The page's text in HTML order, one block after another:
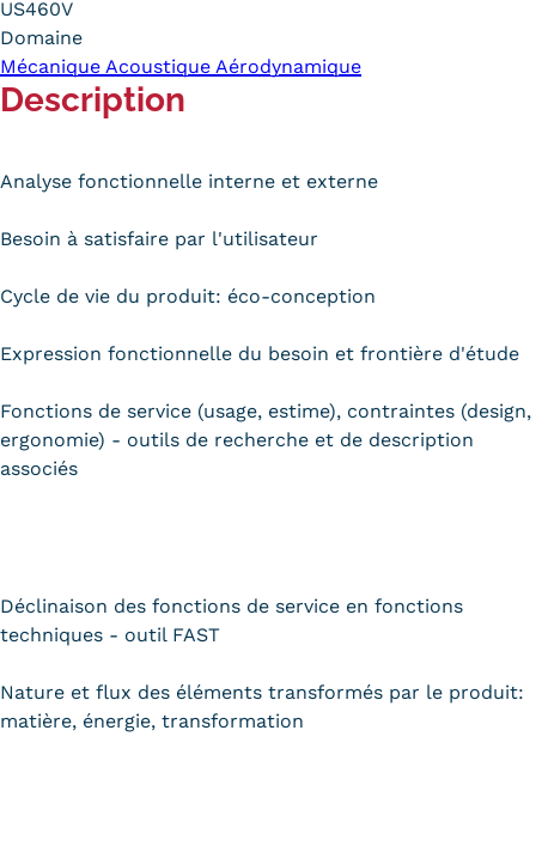
BFC
Quoi de neuf au Cnam BFC?
Contacts services
OFFRE EN BFC
Catalogue national
US460V
Domaine
Mécanique Acoustique Aérodynamique
Description
Analyse fonctionnelle interne et externe
Besoin à satisfaire par l'utilisateur
Cycle de vie du produit: éco-conception
Expression fonctionnelle du besoin et frontière d'étude
Fonctions de service (usage, estime), contraintes (design,
ergonomie) - outils de recherche et de description
associés
Déclinaison des fonctions de service en fonctions
techniques - outil FAST
Nature et flux des éléments transformés par le produit:
matière, énergie, transformation